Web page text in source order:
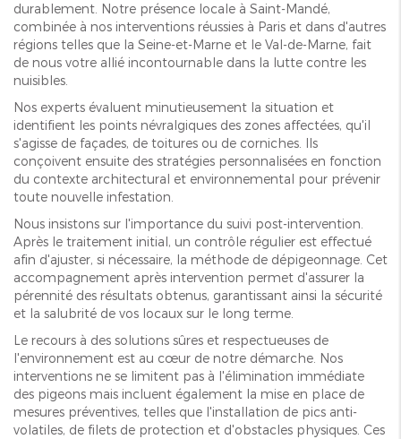
durablement. Notre présence locale à Saint-Mandé,
combinée à nos interventions réussies à Paris et dans d'autres
régions telles que la Seine-et-Marne et le Val-de-Marne, fait
de nous votre allié incontournable dans la lutte contre les
nuisibles.
Nos experts évaluent minutieusement la situation et
identifient les points névralgiques des zones affectées, qu'il
s'agisse de façades, de toitures ou de corniches. Ils
conçoivent ensuite des stratégies personnalisées en fonction
du contexte architectural et environnemental pour prévenir
toute nouvelle infestation.
Nous insistons sur l'importance du suivi post-intervention.
Après le traitement initial, un contrôle régulier est effectué
afin d'ajuster, si nécessaire, la méthode de dépigeonnage. Cet
accompagnement après intervention permet d'assurer la
pérennité des résultats obtenus, garantissant ainsi la sécurité
et la salubrité de vos locaux sur le long terme.
Le recours à des solutions sûres et respectueuses de
l'environnement est au cœur de notre démarche. Nos
interventions ne se limitent pas à l'élimination immédiate
des pigeons mais incluent également la mise en place de
mesures préventives, telles que l'installation de pics anti-
volatiles, de filets de protection et d'obstacles physiques. Ces